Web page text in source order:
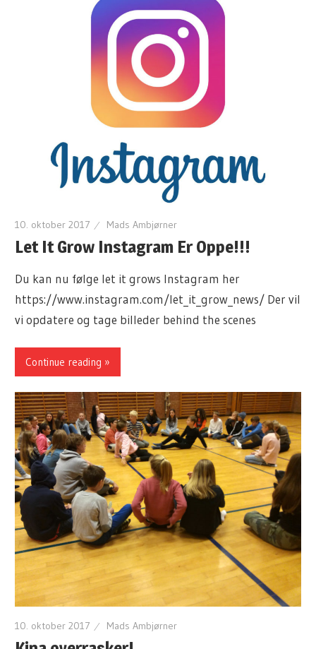
10. oktober 2017 Mads Ambjørner
Let It Grow Instagram Er Oppe!!!
Du kan nu følge let it grows Instagram her
https://www.instagram.com/let_it_grow_news/ Der vil
vi opdatere og tage billeder behind the scenes
Continue reading »
10. oktober 2017 Mads Ambjørner